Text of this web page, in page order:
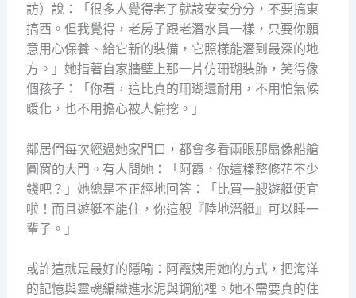
訪）說：「很多人覺得老了就該安安分分，不要搞東
搞西。但我覺得，老房子跟老潛水員一樣，只要你願
意用心保養、給它新的裝備，它照樣能潛到最深的地
方。」她指著自家牆壁上那一片仿珊瑚裝飾，笑得像
個孩子：「你看，這比真的珊瑚還耐用，不用怕氣候
暖化，也不用擔心被人偷挖。」
鄰居們每次經過她家門口，都會多看兩眼那扇像船艙
圓窗的大門。有人問她：「阿霞，你這樣整修花不少
錢吧？」她總是不正經地回答：「比買一艘遊艇便宜
啦！而且遊艇不能住，你這艘『陸地潛艇』可以睡一
輩子。」
或許這就是最好的隱喻：阿霞姨用她的方式，把海洋
的記憶與靈魂編織進水泥與鋼筋裡。她不需要真的住